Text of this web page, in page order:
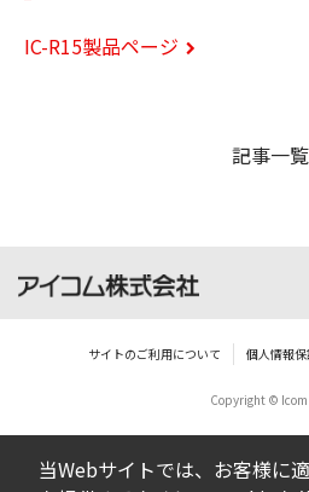
IC-R15製品ページ
記事一覧
サイトのご利用について 個人情報
Copyright © Icom
当Webサイトでは、お客様に